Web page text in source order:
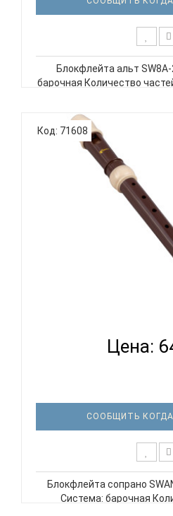
Блокфлейта альт
барочная Количество
Код: 71608
SWAN SW8A-24B -
Цена:
СООБЩИТЬ
Блокфлейта сопрано
Система: барочная